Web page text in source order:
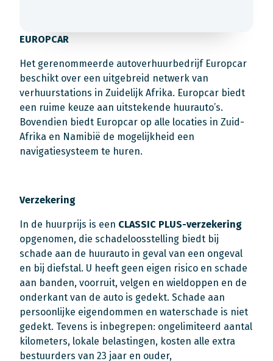
EUROPCAR
Het gerenommeerde autoverhuurbedrijf Europcar
beschikt over een uitgebreid netwerk van
verhuurstations in Zuidelijk Afrika. Europcar biedt
een ruime keuze aan uitstekende huurauto’s.
Bovendien biedt Europcar op alle locaties in Zuid-
Afrika en Namibië de mogelijkheid een
navigatiesysteem te huren.
Verzekering
In de huurprijs is een CLASSIC PLUS-verzekering
opgenomen, die schadeloosstelling biedt bij
schade aan de huurauto in geval van een ongeval
en bij diefstal. U heeft geen eigen risico en schade
aan banden, voorruit, velgen en wieldoppen en de
onderkant van de auto is gedekt. Schade aan
persoonlijke eigendommen en waterschade is niet
gedekt. Tevens is inbegrepen: ongelimiteerd aantal
kilometers, lokale belastingen, kosten alle extra
bestuurders van 23 jaar en ouder,